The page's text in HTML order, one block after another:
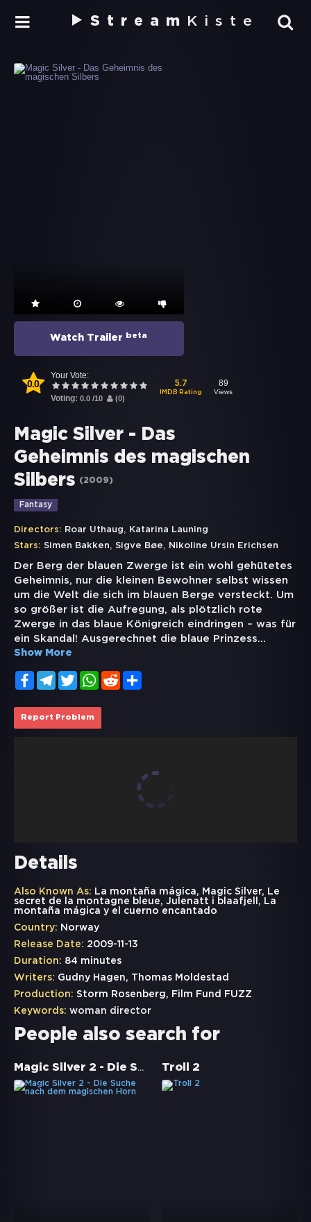
Stream Kiste
Watch Trailer beta
0.0
Your Vote:
Voting: 0.0 /10 (0)
5.7
IMDB Rating
89
Views
Magic Silver - Das
Geheimnis des magischen
Silbers
(2009)
Fantasy
Directors: Roar Uthaug, Katarina Launing
Stars: Simen Bakken, Sigve Bøe, Nikoline Ursin Erichsen
Der Berg der blauen Zwerge ist ein wohl gehütetes
Geheimnis, nur die kleinen Bewohner selbst wissen
um die Welt die sich im blauen Berge versteckt. Um
so größer ist die Aufregung, als plötzlich rote
Zwerge in das blaue Königreich eindringen – was für
ein Skandal! Ausgerechnet die blaue Prinzess...
Show More
FacebookTelegramTwitterWhatsApp
Reddit
Report Problem
Details
Also Known As: La montaña mágica, Magic Silver, Le
secret de la montagne bleue, Julenatt i blaafjell, La
montaña mágica y el cuerno encantado
Country: Norway
Release Date: 2009-11-13
Duration: 84 minutes
Writers: Gudny Hagen, Thomas Moldestad
Production: Storm Rosenberg, Film Fund FUZZ
Keywords: woman director
People also search for
Magic Silver 2 - Die Suche nach dem magischen Horn Troll 2